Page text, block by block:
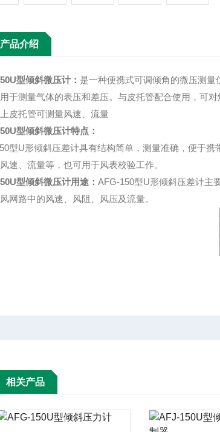
产品介绍
型倾斜微压计 ： 是一种便携式可调倾角的微压测
于测量气体的表压和差压。与皮托管配合使用，可
皮托管可测量风速、流量
型倾斜微压计特点：
型U形倾斜压差计具有结构简单，测量准确，便于
速、流量等，也可用于风表校验工作。
型倾斜微压计用途： AFG-150型U形倾斜压差计主
网路中的风速、风阻、风压及流量。
相关产品